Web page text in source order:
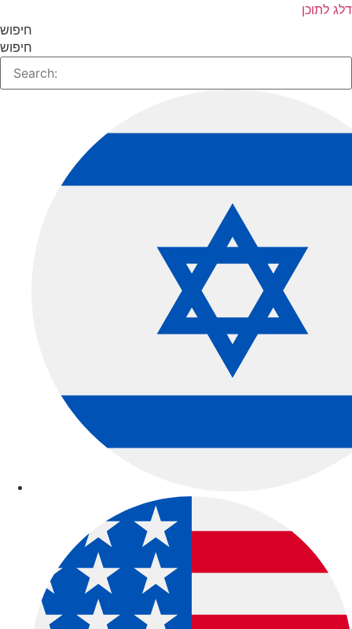
לתוכן
חיפוש
חיפוש